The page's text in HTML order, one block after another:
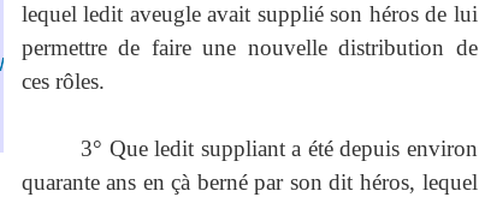
lequel ledit aveugle avait supplié son héros de lui
permettre de faire une nouvelle distribution de
ces rôles.
3° Que ledit suppliant a été depuis environ
quarante ans en çà berné par son dit héros, lequel